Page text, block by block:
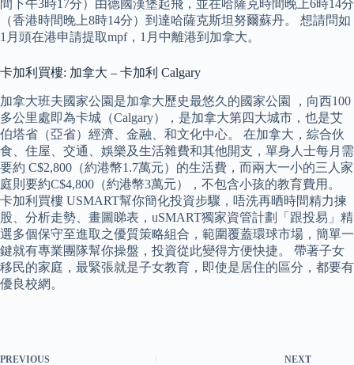
間下午3時17分）由德國漢堡起飛，並在哈薩克時間晚上6時14分
（香港時間晚上8時14分）到達哈薩克斯坦努爾蘇丹。 想請問如
1月頭在港申請提取mpf，1月中離港到加拿大。
卡加利買樓: 加拿大 – 卡加利 Calgary
加拿大班夫國家公園是加拿大歷史最悠久的國家公園 ，向西100
多公里處即為卡城（Calgary），是加拿大第四大城市，也是艾
伯塔省（亞省）經濟、金融、和文化中心。 在加拿大，綜合伙
食、住屋、交通、娛樂及生活雜費和其他開支，單身人士每月需
要約 C$2,800（約港幣1.7萬元）的生活費，而兩大一小的三人家
庭則要約C$4,800（約港幣3萬元），不包含小孩的教育費用。
卡加利買樓 USMART幫你簡化投資步驟，唔洗再晒時間精力揀
股、分析走勢、畫圖睇表，uSMART獨家資管計劃「跟投易」精
選多個保守至進取之優質策略組合，範圍覆蓋環球市場，簡單一
鍵就有專業團隊幫你操盤，投資從此變得方便快捷。 帶著子女
移民的家庭，最緊張就是子女教育，即使是居住的區分，都要有
優良校網。
PREVIOUS NEXT